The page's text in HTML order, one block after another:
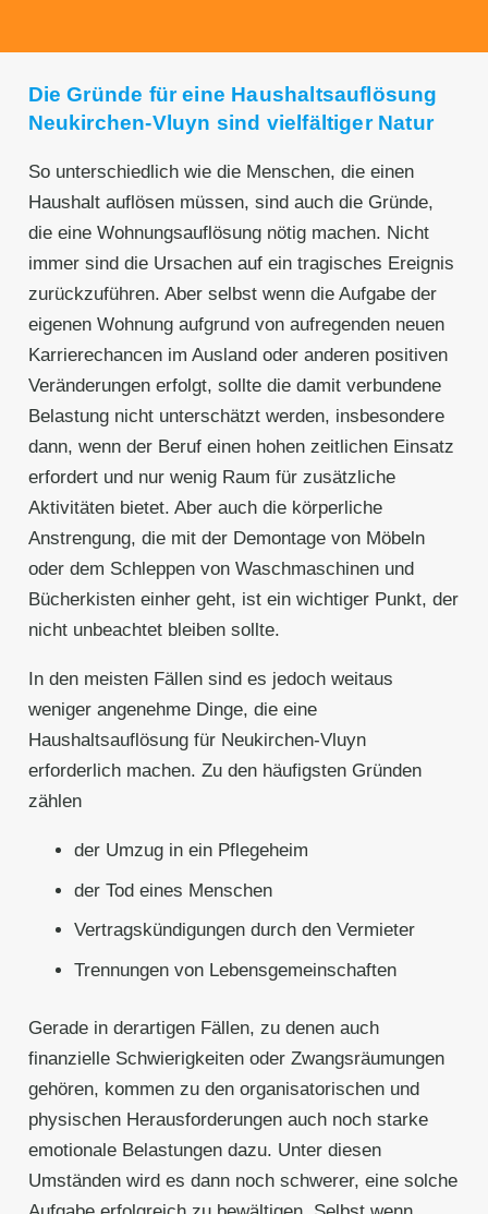
Die Gründe für eine Haushaltsauflösung
Neukirchen-Vluyn sind vielfältiger Natur
So unterschiedlich wie die Menschen, die einen
Haushalt auflösen müssen, sind auch die Gründe,
die eine Wohnungsauflösung nötig machen. Nicht
immer sind die Ursachen auf ein tragisches Ereignis
zurückzuführen. Aber selbst wenn die Aufgabe der
eigenen Wohnung aufgrund von aufregenden neuen
Karrierechancen im Ausland oder anderen positiven
Veränderungen erfolgt, sollte die damit verbundene
Belastung nicht unterschätzt werden, insbesondere
dann, wenn der Beruf einen hohen zeitlichen Einsatz
erfordert und nur wenig Raum für zusätzliche
Aktivitäten bietet. Aber auch die körperliche
Anstrengung, die mit der Demontage von Möbeln
oder dem Schleppen von Waschmaschinen und
Bücherkisten einher geht, ist ein wichtiger Punkt, der
nicht unbeachtet bleiben sollte.
In den meisten Fällen sind es jedoch weitaus
weniger angenehme Dinge, die eine
Haushaltsauflösung für Neukirchen-Vluyn
erforderlich machen. Zu den häufigsten Gründen
zählen
der Umzug in ein Pflegeheim
der Tod eines Menschen
Vertragskündigungen durch den Vermieter
Trennungen von Lebensgemeinschaften
Gerade in derartigen Fällen, zu denen auch
finanzielle Schwierigkeiten oder Zwangsräumungen
gehören, kommen zu den organisatorischen und
physischen Herausforderungen auch noch starke
emotionale Belastungen dazu. Unter diesen
Umständen wird es dann noch schwerer, eine solche